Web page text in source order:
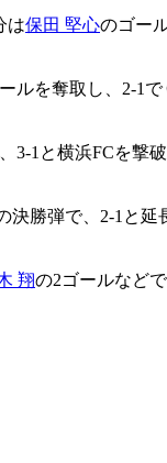
は保田 堅心のゴー
ルを奪取し、2-1
3-1と横浜FCを撃
決勝弾で、2-1と延
翔の2ゴールなど